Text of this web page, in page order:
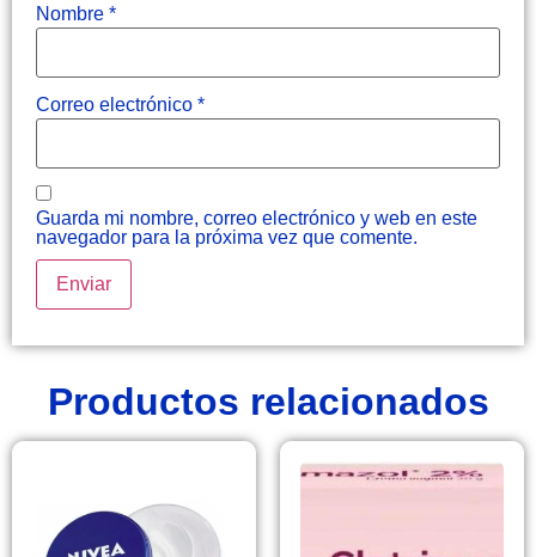
Nombre *
Correo electrónico *
Guarda mi nombre, correo electrónico y web en este
navegador para la próxima vez que comente.
Productos relacionados